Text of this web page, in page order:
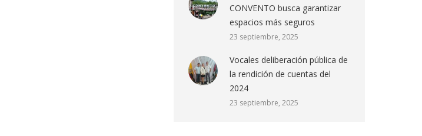
CONVENTO busca garantizar
espacios más seguros
23 septiembre, 2025
Vocales deliberación pública de
la rendición de cuentas del
2024
23 septiembre, 2025